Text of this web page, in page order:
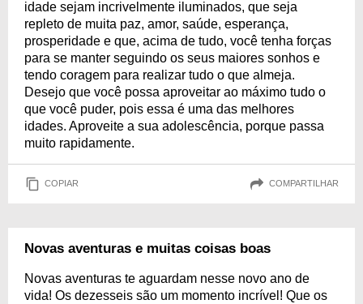
idade sejam incrivelmente iluminados, que seja
repleto de muita paz, amor, saúde, esperança,
prosperidade e que, acima de tudo, você tenha forças
para se manter seguindo os seus maiores sonhos e
tendo coragem para realizar tudo o que almeja.
Desejo que você possa aproveitar ao máximo tudo o
que você puder, pois essa é uma das melhores
idades. Aproveite a sua adolescência, porque passa
muito rapidamente.
COPIAR COMPARTILHAR
Novas aventuras e muitas coisas boas
Novas aventuras te aguardam nesse novo ano de
vida! Os dezesseis são um momento incrível! Que os